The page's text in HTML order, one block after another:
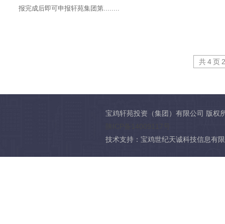
报完成后即可申报轩苑集团第........
共 4 页
宝鸡轩苑投资（集团）有限公司 版权
技术支持：宝鸡世纪天诚科技信息有